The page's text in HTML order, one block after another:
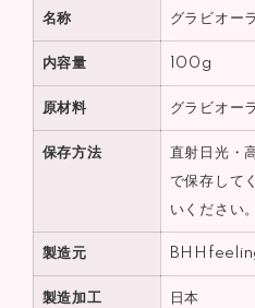
名称 グラビオー
内容量 100g
原材料 グラビオーラ
保存方法
直射日光・
で保存して
いください。
製造元
製造加工 日本